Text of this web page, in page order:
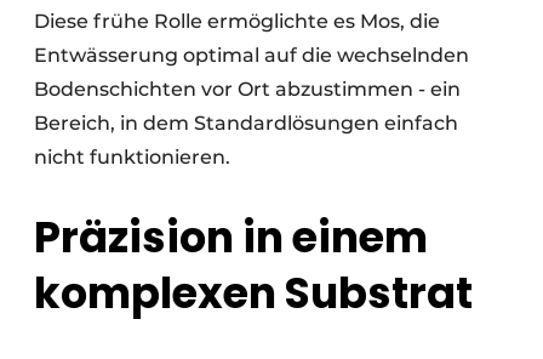
Diese frühe Rolle ermöglichte es Mos, die
Entwässerung optimal auf die wechselnden
Bodenschichten vor Ort abzustimmen - ein
Bereich, in dem Standardlösungen einfach
nicht funktionieren.
Präzision in einem
komplexen Substrat